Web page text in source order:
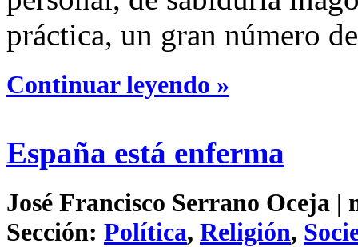
práctica, un gran número
Continuar leyendo »
España está enferma
José Francisco Serrano Oceja |
Sección: Política, Religión,